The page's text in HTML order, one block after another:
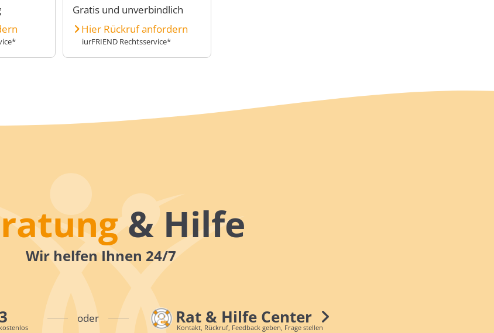
Gratis und unverbindlich
Hier Rückruf anfordern
iurFRIEND Rechtsservice*
& Hilfe
Wir helfen Ihnen 24/7
oder Rat & Hilfe Center
Kontakt, Rückruf, Feedback geben, Frage stellen